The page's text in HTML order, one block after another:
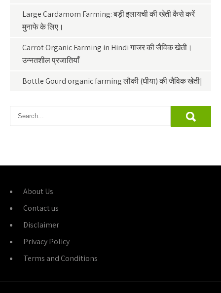
Large Cardamom Farming: बड़ी इलायची की खेती कैसे करें
मुनाफे के लिए।
Carrot Organic Farming in Hindi गाजर की जैविक खेती।
उन्नतशील प्रजातियाँ
Bottle Gourd organic farming लौकी (घीया) की जैविक खेती|
About Us
Contact us
Disclaimer
Privacy Policy
Terms and Conditions